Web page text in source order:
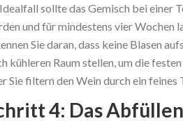
sollte das Gemisch bei einer
und für mindestens vier Wochen
Sie daran, dass keine Blasen
kühleren Raum stellen, um die
Sie filtern den Wein durch ein feines
4: Das